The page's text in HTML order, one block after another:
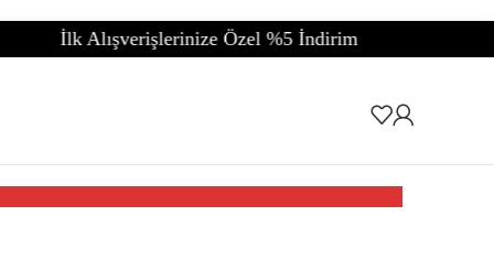
Özel %5 İndirim